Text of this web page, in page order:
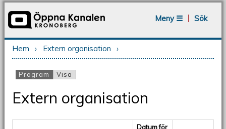
Meny ☰
Sök
Du är här
Hem › Extern organisation ›
Primära flikar
Program (aktiv flik)
Visa
Extern organisation
Datum för